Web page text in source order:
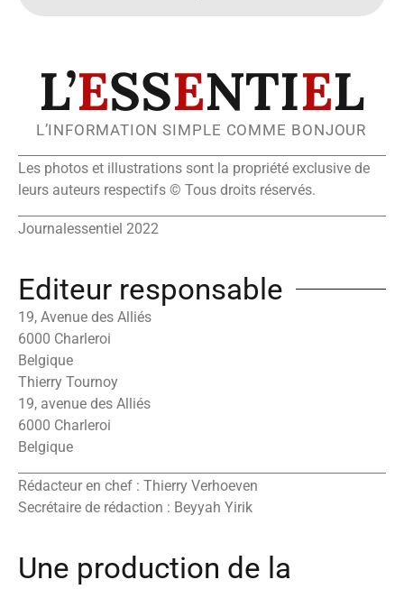
L’ESSENTIEL
L’INFORMATION SIMPLE COMME BONJOUR
Les photos et illustrations sont la propriété exclusive de
leurs auteurs respectifs © Tous droits réservés.
Journalessentiel 2022
Editeur responsable
19, Avenue des Alliés
6000 Charleroi
Belgique
Thierry Tournoy
19, avenue des Alliés
6000 Charleroi
Belgique
Rédacteur en chef : Thierry Verhoeven
Secrétaire de rédaction : Beyyah Yirik
Une production de la